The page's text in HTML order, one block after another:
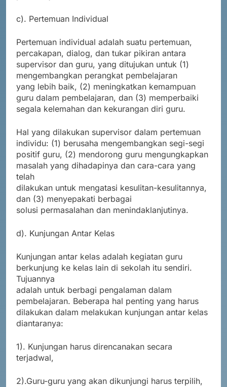
c). Pertemuan Individual
Pertemuan individual adalah suatu pertemuan,
percakapan, dialog, dan tukar pikiran antara
supervisor dan guru, yang ditujukan untuk (1)
mengembangkan perangkat pembelajaran
yang lebih baik, (2) meningkatkan kemampuan
guru dalam pembelajaran, dan (3) memperbaiki
segala kelemahan dan kekurangan diri guru.
Hal yang dilakukan supervisor dalam pertemuan
individu: (1) berusaha mengembangkan segi-segi
positif guru, (2) mendorong guru mengungkapkan
masalah yang dihadapinya dan cara-cara yang
telah
dilakukan untuk mengatasi kesulitan-kesulitannya,
dan (3) menyepakati berbagai
solusi permasalahan dan menindaklanjutinya.
d). Kunjungan Antar Kelas
Kunjungan antar kelas adalah kegiatan guru
berkunjung ke kelas lain di sekolah itu sendiri.
Tujuannya
adalah untuk berbagi pengalaman dalam
pembelajaran. Beberapa hal penting yang harus
dilakukan dalam melakukan kunjungan antar kelas
diantaranya:
1). Kunjungan harus direncanakan secara
terjadwal,
2).Guru-guru yang akan dikunjungi harus terpilih,